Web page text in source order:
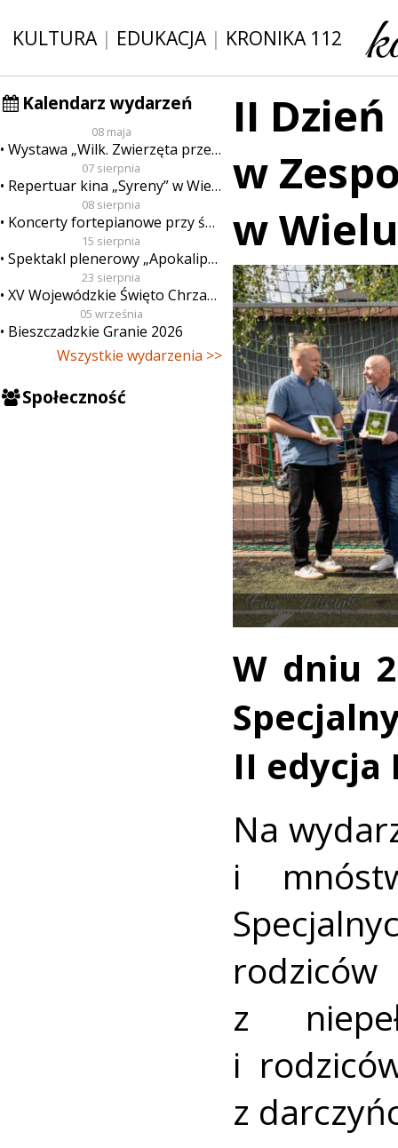
KULTURA| EDUKACJA| KRONIKA 112
Kalendarz wydarzeń
08 maja
Wystawa „Wilk. Zwierzęta przeklęte”
07 sierpnia
Repertuar kina „Syreny” w Wieluniu w dn. od 7 do 13 sierpnia
08 sierpnia
Koncerty fortepianowe przy świecach
15 sierpnia
Spektakl plenerowy „Apokalipsa”
23 sierpnia
XV Wojewódzkie Święto Chrzanu
05 września
Bieszczadzkie Granie 2026
Wszystkie wydarzenia >>
Społeczność
II
w
w
W dniu
II edycja
Na
i
z
i
z